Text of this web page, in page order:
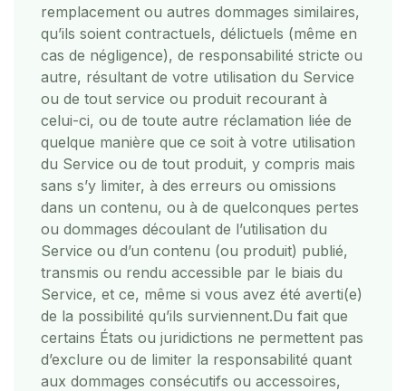
remplacement ou autres dommages similaires,
qu’ils soient contractuels, délictuels (même en
cas de négligence), de responsabilité stricte ou
autre, résultant de votre utilisation du Service
ou de tout service ou produit recourant à
celui-ci, ou de toute autre réclamation liée de
quelque manière que ce soit à votre utilisation
du Service ou de tout produit, y compris mais
sans s’y limiter, à des erreurs ou omissions
dans un contenu, ou à de quelconques pertes
ou dommages découlant de l’utilisation du
Service ou d’un contenu (ou produit) publié,
transmis ou rendu accessible par le biais du
Service, et ce, même si vous avez été averti(e)
de la possibilité qu’ils surviennent.Du fait que
certains États ou juridictions ne permettent pas
d’exclure ou de limiter la responsabilité quant
aux dommages consécutifs ou accessoires,